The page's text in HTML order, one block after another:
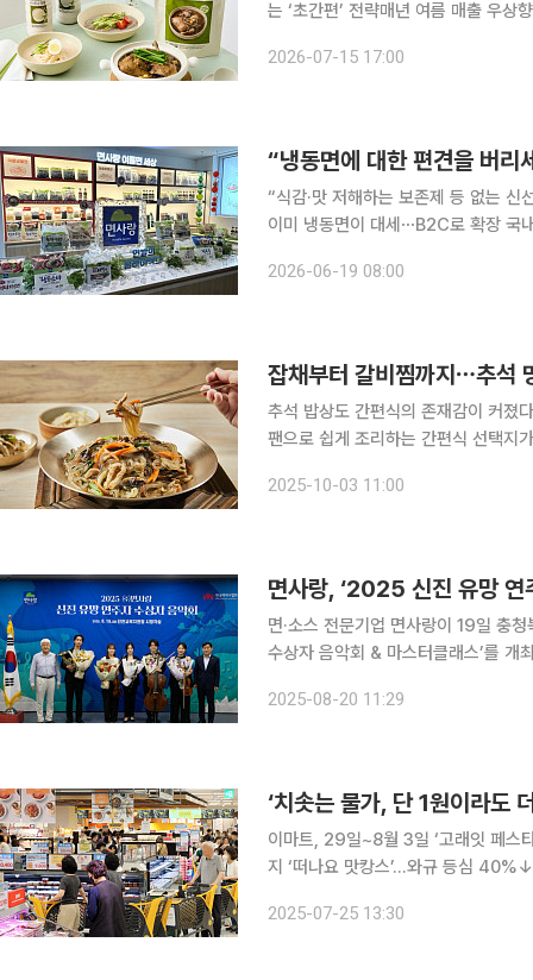
는 ‘초간편’ 전략매년 여름 매출 우상향...업계
다 뜨겁다. 뜨거운 가스불 앞에서 요리
2026-07-15 17:00
“냉동면에 대한 편견을 버
“식감·맛 저해하는 보존제 등 없는
이미 냉동면이 대세⋯B2C로 확장 국내 B2B(기업 간 거래) 면 시장을 주도해온 면사랑이 냉동면을
2026-06-19 08:00
잡채부터 갈비찜까지⋯추석
추석 밥상도 간편식의 존재감이 커졌
팬으로 쉽게 조리하는 간편식 선택지가 점점 늘어나고 있다.
시락 매출은 매년 꾸준히 증가하고
2025-10-03 11:00
면사랑, ‘2025 신진 유망 연
면·소스 전문기업 면사랑이 19일 충
수상자 음악회 & 마스터클래스’를 개
유망 연주자상’은 예술적 잠재력과
2025-08-20 11:29
‘치솟는 물가, 단 1원이라도
이마트, 29일~8월 3일 ‘고래잇 페스
지 ‘떠나요 맛캉스’...와규 등심
가운데 대형마트에서는 1원이라도 더
2025-07-25 13:30